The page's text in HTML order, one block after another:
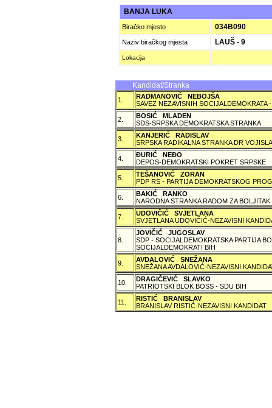
BANJA LUKA
Biračko mjesto 034B090
Naziv biračkog mjesta LAUŠ - 9
Lokacija
Kandidat/Stranka
1.
RADMANOVIĆ NEBOJŠA
SAVEZ NEZAVISNIH SOCIJALDEMOKRATA
2.
BOSIĆ MLADEN
SDS-SRPSKA DEMOKRATSKA STRANKA
3.
KANJERIĆ RADISLAV
SRPSKA RADIKALNA STRANKA DR
4.
ÐURIĆ NEÐO
DEPOS-DEMOKRATSKI POKRET SRPSKE
5.
TEŠANOVIĆ ZORAN
PDP RS - PARTIJA DEMOKRATSKOG
6.
BAKIĆ RANKO
NARODNA STRANKA RADOM ZA BOLJITAK
7.
UDOVIČIĆ SVJETLANA
SVJETLANA UDOVIČIĆ-NEZAVISNI
8.
JOVIČIĆ JUGOSLAV
SDP - SOCIJALDEMOKRATSKA PARTIJA
SOCIJALDEMOKRATI BIH
9.
AVDALOVIĆ SNEŽANA
SNEŽANA AVDALOVIĆ-NEZAVISNI
10.
DRAGIČEVIĆ SLAVKO
PATRIOTSKI BLOK BOSS - SDU BIH
11.
RISTIĆ BRANISLAV
BRANISLAV RISTIĆ-NEZAVISNI KANDIDAT